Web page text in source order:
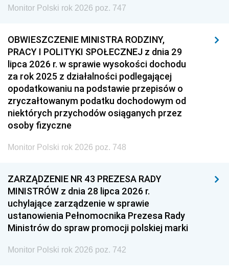
Monitor Polski rok 2026 poz. 747
OBWIESZCZENIE MINISTRA RODZINY,
PRACY I POLITYKI SPOŁECZNEJ z dnia 29
lipca 2026 r. w sprawie wysokości dochodu
za rok 2025 z działalności podlegającej
opodatkowaniu na podstawie przepisów o
zryczałtowanym podatku dochodowym od
niektórych przychodów osiąganych przez
osoby fizyczne
Monitor Polski rok 2026 poz. 748
ZARZĄDZENIE NR 43 PREZESA RADY
MINISTRÓW z dnia 28 lipca 2026 r.
uchylające zarządzenie w sprawie
ustanowienia Pełnomocnika Prezesa Rady
Ministrów do spraw promocji polskiej marki
Monitor Polski rok 2026 poz. 742